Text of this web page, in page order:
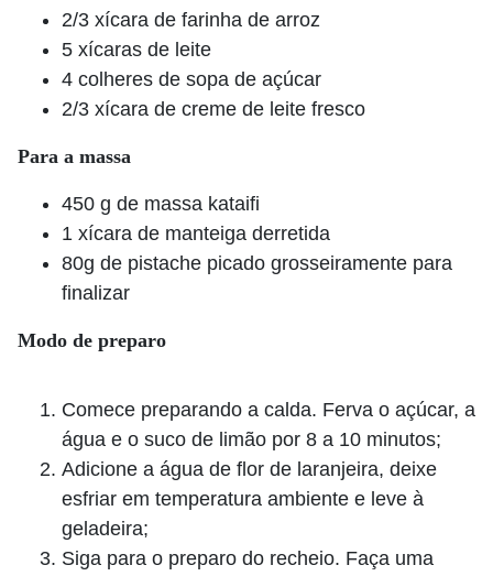
2/3 xícara de farinha de arroz
5 xícaras de leite
4 colheres de sopa de açúcar
2/3 xícara de creme de leite fresco
Para a massa
450 g de massa kataifi
1 xícara de manteiga derretida
80g de pistache picado grosseiramente para
finalizar
Modo de preparo
Comece preparando a calda. Ferva o açúcar, a
água e o suco de limão por 8 a 10 minutos;
Adicione a água de flor de laranjeira, deixe
esfriar em temperatura ambiente e leve à
geladeira;
Siga para o preparo do recheio. Faça uma